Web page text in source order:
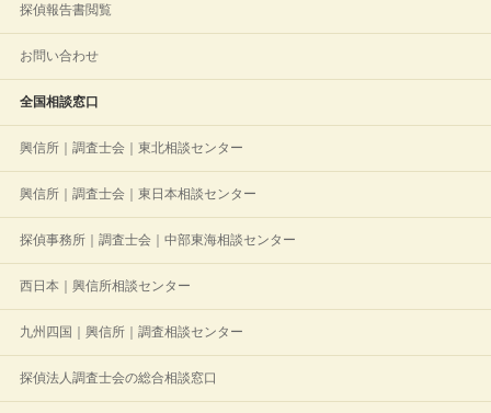
探偵報告書閲覧
お問い合わせ
全国相談窓口
興信所｜調査士会｜東北相談センター
興信所｜調査士会｜東日本相談センター
探偵事務所｜調査士会｜中部東海相談センター
西日本｜興信所相談センター
九州四国｜興信所｜調査相談センター
探偵法人調査士会の総合相談窓口